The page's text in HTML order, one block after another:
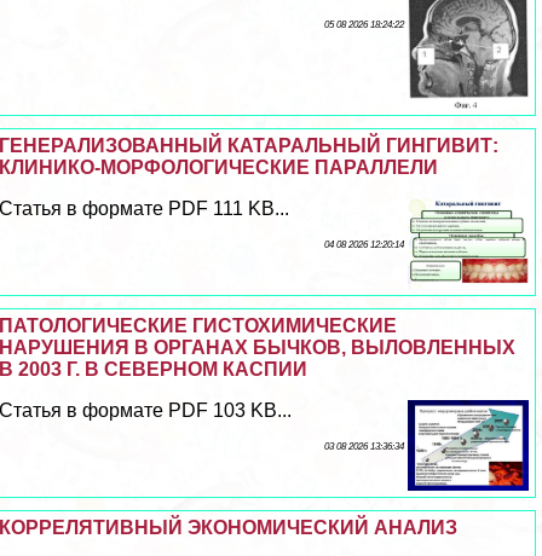
05 08 2026 18:24:22
ГЕНЕРАЛИЗОВАННЫЙ КАТАРАЛЬНЫЙ ГИНГИВИТ:
КЛИНИКО-МОРФОЛОГИЧЕСКИЕ ПАРАЛЛЕЛИ
Статья в формате PDF 111 KB...
04 08 2026 12:20:14
ПАТОЛОГИЧЕСКИЕ ГИСТОХИМИЧЕСКИЕ
НАРУШЕНИЯ В ОРГАНАХ БЫЧКОВ, ВЫЛОВЛЕННЫХ
В 2003 Г. В СЕВЕРНОМ КАСПИИ
Статья в формате PDF 103 KB...
03 08 2026 13:36:34
КОРРЕЛЯТИВНЫЙ ЭКОНОМИЧЕСКИЙ АНАЛИЗ